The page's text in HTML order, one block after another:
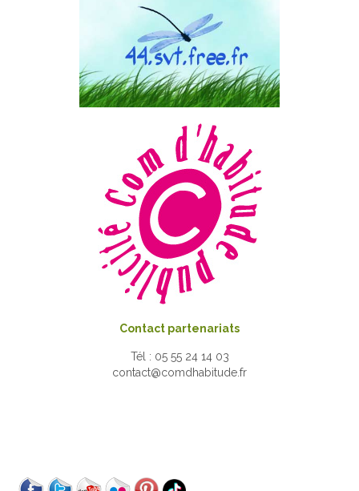
Contact partenariats
Tél : 05 55 24 14 03
contact@comdhabitude.fr